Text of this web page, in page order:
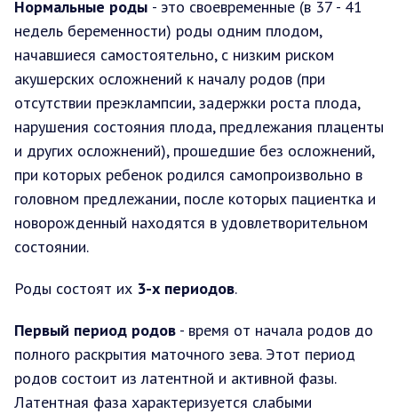
Нормальные роды - это своевременные (в 37 - 41
недель беременности) роды одним плодом,
начавшиеся самостоятельно, с низким риском
акушерских осложнений к началу родов (при
отсутствии преэклампсии, задержки роста плода,
нарушения состояния плода, предлежания плаценты
и других осложнений), прошедшие без осложнений,
при которых ребенок родился самопроизвольно в
головном предлежании, после которых пациентка и
новорожденный находятся в удовлетворительном
состоянии.
Роды состоят их 3-х периодов.
Первый период родов - время от начала родов до
полного раскрытия маточного зева. Этот период
родов состоит из латентной и активной фазы.
Латентная фаза характеризуется слабыми